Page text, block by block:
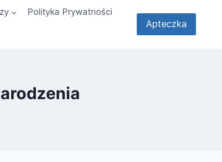
Polityka Prywatności
Apteczka